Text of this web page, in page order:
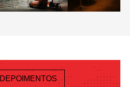
DEPOIMENTOS